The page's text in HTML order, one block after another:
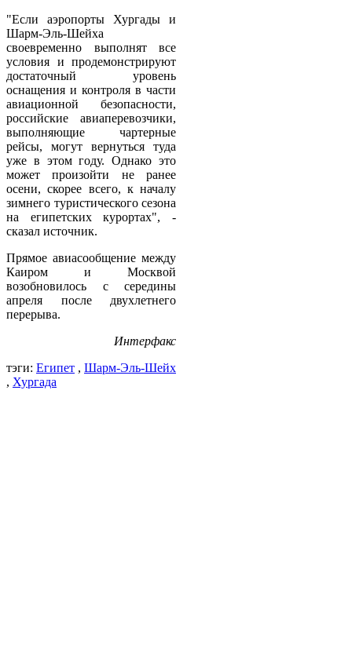
"Если аэропорты Хургады и
Шарм-Эль-Шейха
своевременно выполнят все
условия и продемонстрируют
достаточный уровень
оснащения и контроля в части
авиационной безопасности,
российские авиаперевозчики,
выполняющие чартерные
рейсы, могут вернуться туда
уже в этом году. Однако это
может произойти не ранее
осени, скорее всего, к началу
зимнего туристического сезона
на египетских курортах", -
сказал источник.
Прямое авиасообщение между
Каиром и Москвой
возобновилось с середины
апреля после двухлетнего
перерыва.
Интерфакс
тэги: Египет , Шарм-Эль-Шейх
, Хургада